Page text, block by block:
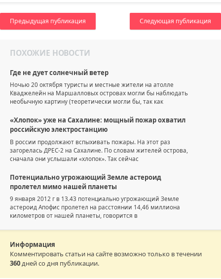
Предыдущая публикация Следующая публикация
ПОХОЖИЕ НОВОСТИ
Где не дует солнечный ветер
Ночью 20 октября туристы и местные жители на атолле
Кваджелейн на Маршалловых островах могли бы наблюдать
необычную картину (теоретически могли бы, так как
«Хлопок» уже на Сахалине: мощный пожар охватил
российскую электростанцию
В россии продолжают вспыхивать пожары. На этот раз
загорелась ДРЕС-2 на Сахалине. По словам жителей острова,
сначала они услышали «хлопок». Так сейчас
Потенциально угрожающий Земле астероид
пролетел мимо нашей планеты
9 января 2012 г в 13.43 потенциально угрожающий Земле
астероид Апофис пролетел на расстоянии 14,46 миллиона
километров от нашей планеты, говорится в
Информация
Комментировать статьи на сайте возможно только в течении
360дней со дня публикации.